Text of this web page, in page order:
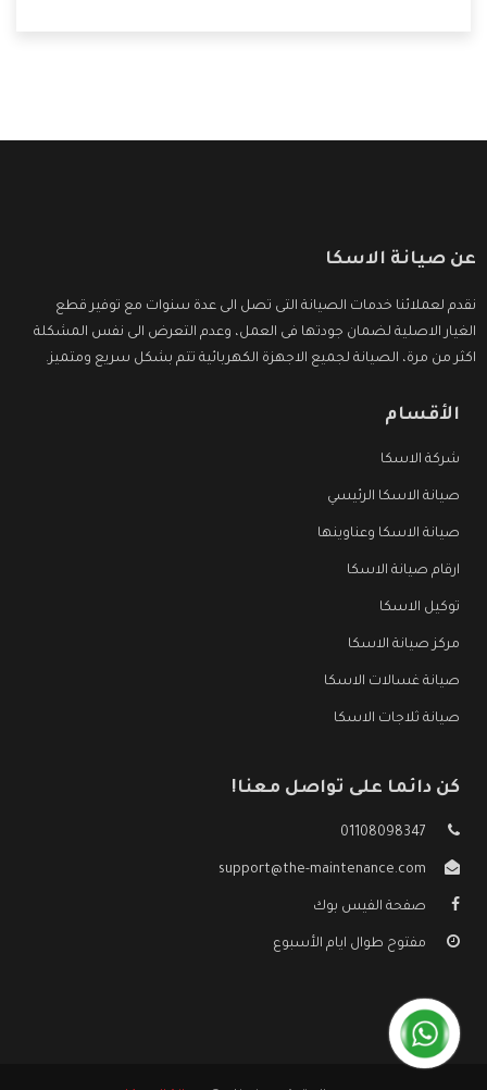
عن صيانة الاسكا
نقدم لعملائنا خدمات الصيانة التى تصل الى عدة سنوات مع توفير قطع
الغيار الاصلية لضمان جودتها فى العمل، وعدم التعرض الى نفس المشكلة
اكثر من مرة، الصيانة لجميع الاجهزة الكهربائية تتم بشكل سريع ومتميز.
الأقسام
شركة الاسكا
صيانة الاسكا الرئيسي
صيانة الاسكا وعناوينها
ارقام صيانة الاسكا
توكيل الاسكا
مركز صيانة الاسكا
صيانة غسالات الاسكا
صيانة ثلاجات الاسكا
كن دائما على تواصل معنا!
01108098347
support@the-maintenance.com
صفحة الفيس بوك
مفتوح طوال ايام الأسبوع